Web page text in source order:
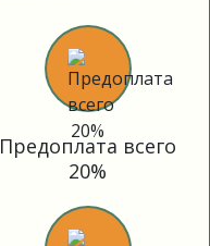
Предоплата всего
20%